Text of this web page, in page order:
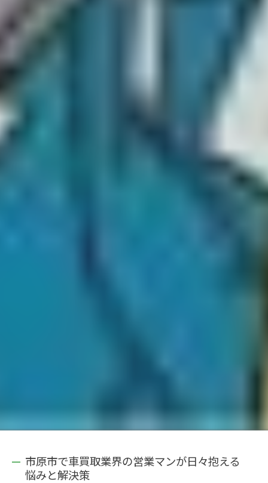
市原市で車買取業界の営業マンが日々抱える
悩みと解決策